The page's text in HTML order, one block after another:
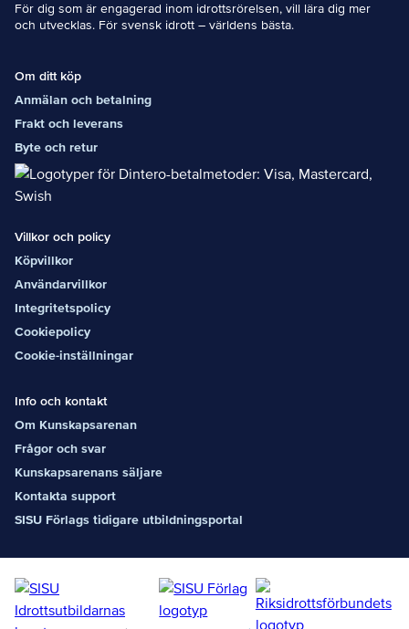
För dig som är engagerad inom idrottsrörelsen, vill lära dig mer
och utvecklas. För svensk idrott – världens bästa.
Om ditt köp
Anmälan och betalning
Frakt och leverans
Byte och retur
Villkor och policy
Köpvillkor
Användarvillkor
Integritetspolicy
Cookiepolicy
Cookie-inställningar
Info och kontakt
Om Kunskapsarenan
Frågor och svar
Kunskapsarenans säljare
Kontakta support
SISU Förlags tidigare utbildningsportal